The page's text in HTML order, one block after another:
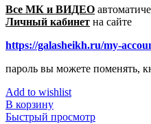
Все МК и ВИДЕО
Личный кабинет на сайте
https://galasheikh.ru/my-
пароль вы можете поменять,
Add to wishlist
В корзину
Быстрый просмотр